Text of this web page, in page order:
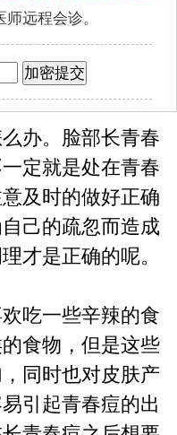
远程会诊。
办。脸部长青春
定就是处在青春
及时的做好正确
己的疏忽而造成
才是正确的呢。
吃一些辛辣的食
食物，但是这些
同时也对皮肤产
引起青春痘的出